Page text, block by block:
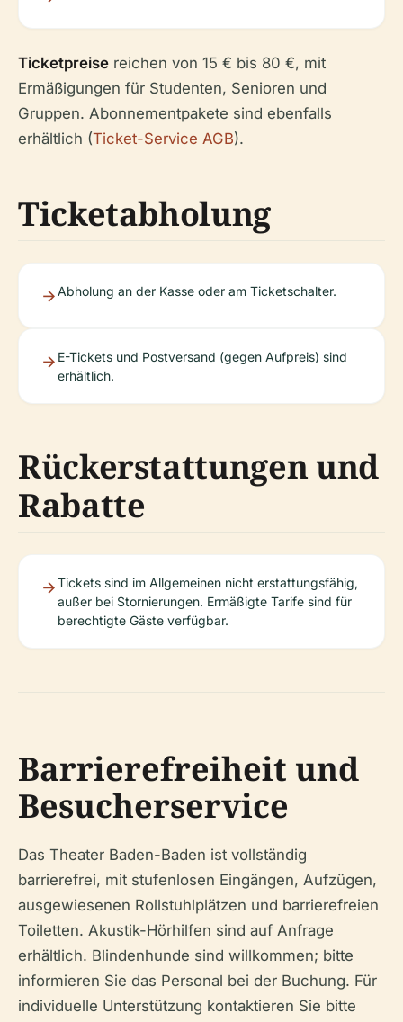
Ticketpreise reichen von 15 € bis 80 €, mit
Ermäßigungen für Studenten, Senioren und
Gruppen. Abonnementpakete sind ebenfalls
erhältlich (Ticket-Service AGB).
Ticketabholung
Abholung an der Kasse oder am Ticketschalter.
E-Tickets und Postversand (gegen Aufpreis) sind
erhältlich.
Rückerstattungen und
Rabatte
Tickets sind im Allgemeinen nicht erstattungsfähig,
außer bei Stornierungen. Ermäßigte Tarife sind für
berechtigte Gäste verfügbar.
Barrierefreiheit und
Besucherservice
Das Theater Baden-Baden ist vollständig
barrierefrei, mit stufenlosen Eingängen, Aufzügen,
ausgewiesenen Rollstuhlplätzen und barrierefreien
Toiletten. Akustik-Hörhilfen sind auf Anfrage
erhältlich. Blindenhunde sind willkommen; bitte
informieren Sie das Personal bei der Buchung. Für
individuelle Unterstützung kontaktieren Sie bitte